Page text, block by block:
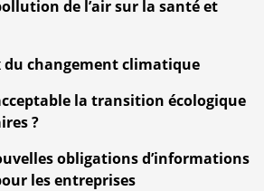
de l’air sur la santé et
du changement climatique
la transition écologique
?
obligations d’informations
les entreprises